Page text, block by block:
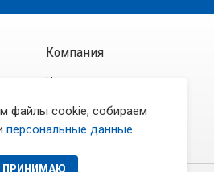
Компания
Новости
Контакты
файлы cookie, собираем
персональные данные.
ПРИНИМАЮ